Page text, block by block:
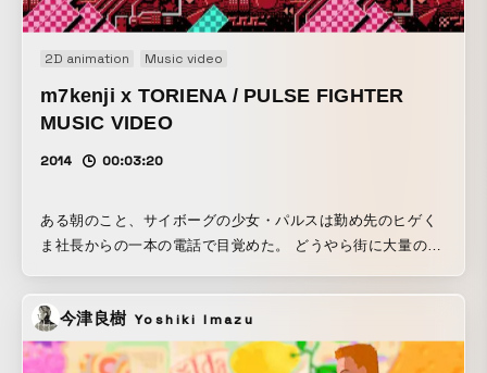
2D animation Music video
m7kenji x TORIENA / PULSE FIGHTER
MUSIC VIDEO
2014 00:03:20
ある朝のこと、サイボーグの少女・パルスは勤め先のヒゲく
ま社長からの一本の電話で目覚めた。 どうやら街に大量の敵
ゲームボーイを片手に街へ繰り出す。
今津良樹 Yoshiki Imazu